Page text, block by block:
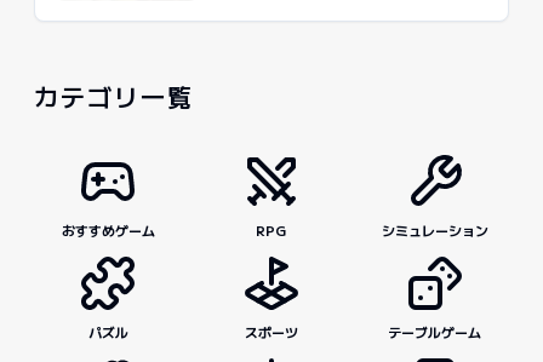
カテゴリ一覧
おすすめゲーム RPG シミュレーション
パズル スポーツ テーブルゲーム